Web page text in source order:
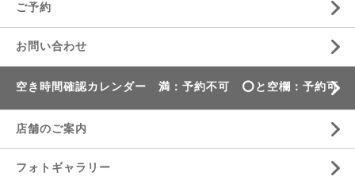
ご予約
お問い合わせ
空き時間確認カレンダー 満：予約不可 ⭕️と空欄：予約可
店舗のご案内
フォトギャラリー